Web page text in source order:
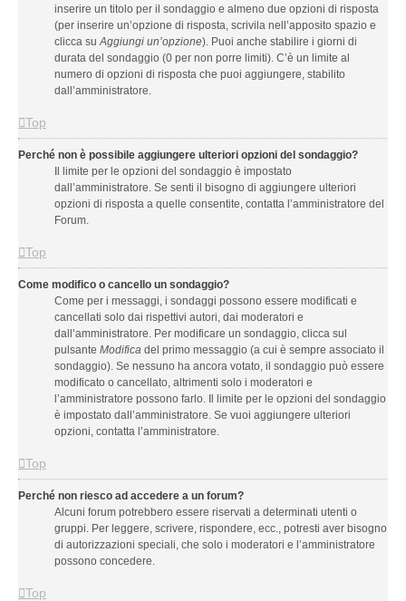
inserire un titolo per il sondaggio e almeno due opzioni di risposta
(per inserire un’opzione di risposta, scrivila nell’apposito spazio e
clicca suAggiungi un’opzione). Puoi anche stabilire i giorni di
durata del sondaggio (0 per non porre limiti). C’è un limite al
numero di opzioni di risposta che puoi aggiungere, stabilito
dall’amministratore.
Top
Perché non è possibile aggiungere ulteriori opzioni del sondaggio?
Il limite per le opzioni del sondaggio è impostato
dall’amministratore. Se senti il bisogno di aggiungere ulteriori
opzioni di risposta a quelle consentite, contatta l’amministratore del
Forum.
Top
Come modifico o cancello un sondaggio?
Come per i messaggi, i sondaggi possono essere modificati e
cancellati solo dai rispettivi autori, dai moderatori e
dall’amministratore. Per modificare un sondaggio, clicca sul
pulsante Modifica del primo messaggio (a cui è sempre associato il
sondaggio). Se nessuno ha ancora votato, il sondaggio può essere
modificato o cancellato, altrimenti solo i moderatori e
l’amministratore possono farlo. Il limite per le opzioni del sondaggio
è impostato dall’amministratore. Se vuoi aggiungere ulteriori
opzioni, contatta l’amministratore.
Top
Perché non riesco ad accedere a un forum?
Alcuni forum potrebbero essere riservati a determinati utenti o
gruppi. Per leggere, scrivere, rispondere, ecc., potresti aver bisogno
di autorizzazioni speciali, che solo i moderatori e l’amministratore
possono concedere.
Top